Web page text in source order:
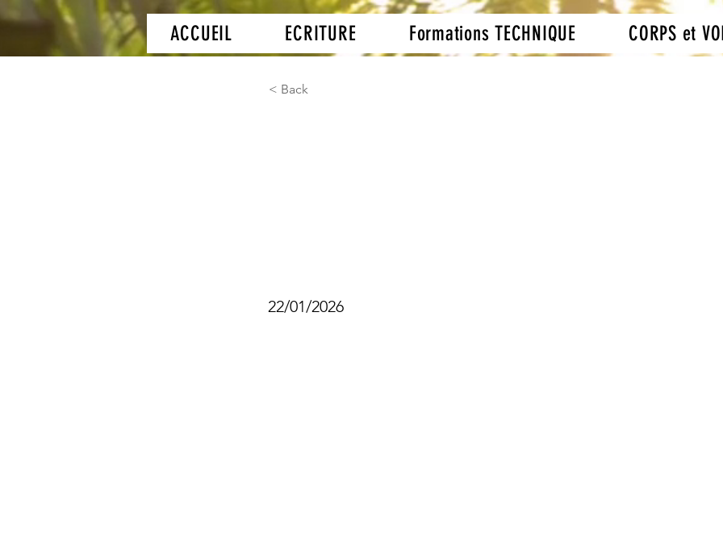
ACCUEIL ECRITURE Formations TECHNIQUE CORPS et
< Back
22/01/2026